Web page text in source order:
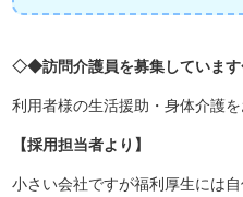
◇◆訪問介護員を募集していま
利用者様の生活援助・身体介護を
【採用担当者より】
小さい会社ですが福利厚生には